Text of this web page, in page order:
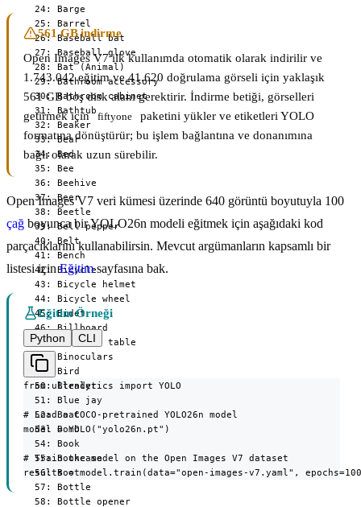
561 GB indirme
Open Images V7 ilk kullanımda otomatik olarak indirilir ve
1.743.042 eğitim ve 41.620 doğrulama görseli için yaklaşık
561 GB boş disk alanı gerektirir. İndirme betiği, görselleri
getirmek için fiftyone
paketini yükler ve etiketleri YOLO
formatına dönüştürür; bu işlem bağlantına ve donanımına
bağlı olarak uzun sürebilir.
Open Images V7 veri kümesi üzerinde 640 görüntü boyutuyla 100
çağ boyunca bir YOLO26n modeli eğitmek için aşağıdaki kod
parçacıklarını kullanabilirsin. Mevcut argümanların kapsamlı bir
listesi içinEğitimsayfasına bak.
Eğitim Örneği
Python
CLI
from ultralytics import YOLO
# Load a COCO-pretrained YOLO26n model
model = YOLO("yolo26n.pt")
# Train the model on the Open Images V7 dataset
results = model.train(data="open-images-v7.yaml",